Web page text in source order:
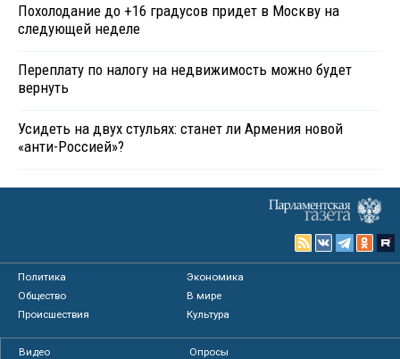
Похолодание до +16 градусов придет в Москву на
следующей неделе
Переплату по налогу на недвижимость можно будет
вернуть
Усидеть на двух стульях: станет ли Армения новой
«анти-Россией»?
Политика
Экономика
Общество
В мире
Происшествия
Культура
Видео
Опросы